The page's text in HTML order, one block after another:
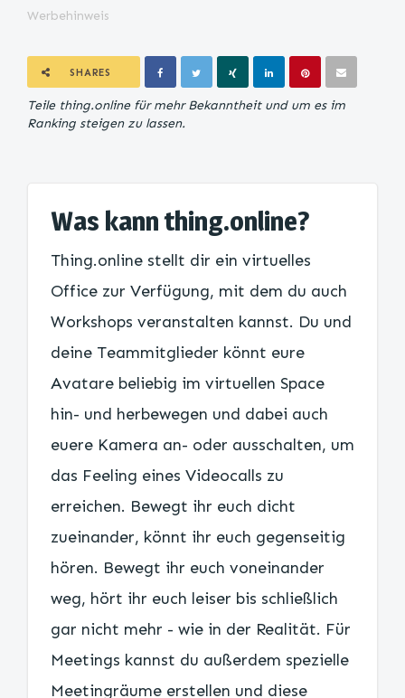
Werbehinweis
SHARES
Teile thing.online für mehr Bekanntheit und um es im
Ranking steigen zu lassen.
Was kann thing.online?
Thing.online stellt dir ein virtuelles
Office zur Verfügung, mit dem du auch
Workshops veranstalten kannst. Du und
deine Teammitglieder könnt eure
Avatare beliebig im virtuellen Space
hin- und herbewegen und dabei auch
euere Kamera an- oder ausschalten, um
das Feeling eines Videocalls zu
erreichen. Bewegt ihr euch dicht
zueinander, könnt ihr euch gegenseitig
hören. Bewegt ihr euch voneinander
weg, hört ihr euch leiser bis schließlich
gar nicht mehr - wie in der Realität. Für
Meetings kannst du außerdem spezielle
Meetingräume erstellen und diese